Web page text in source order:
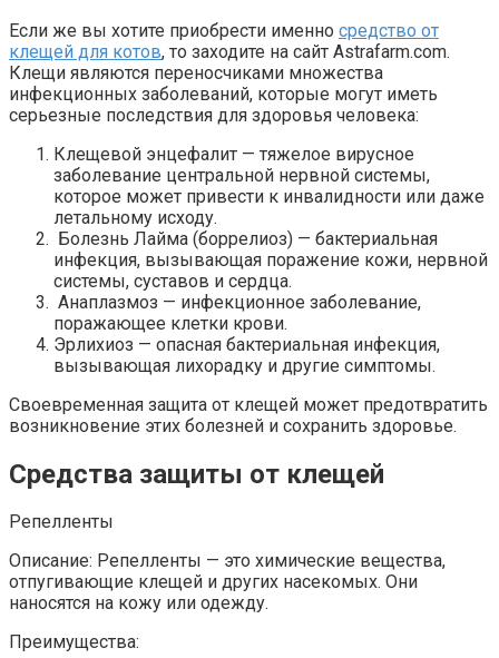
Если же вы хотите приобрести именно средство от
клещей для котов, то заходите на сайт Astrafarm.com.
Клещи являются переносчиками множества
инфекционных заболеваний, которые могут иметь
серьезные последствия для здоровья человека:
Клещевой энцефалит — тяжелое вирусное
заболевание центральной нервной системы,
которое может привести к инвалидности или даже
летальному исходу.
Болезнь Лайма (боррелиоз) — бактериальная
инфекция, вызывающая поражение кожи, нервной
системы, суставов и сердца.
Анаплазмоз — инфекционное заболевание,
поражающее клетки крови.
Эрлихиоз — опасная бактериальная инфекция,
вызывающая лихорадку и другие симптомы.
Своевременная защита от клещей может предотвратить
возникновение этих болезней и сохранить здоровье.
Средства защиты от клещей
Репелленты
Описание: Репелленты — это химические вещества,
отпугивающие клещей и других насекомых. Они
наносятся на кожу или одежду.
Преимущества: